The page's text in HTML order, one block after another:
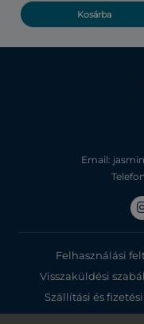
Kosárba
Email:
Felhasználási
Visszaküldési
Szállítási és